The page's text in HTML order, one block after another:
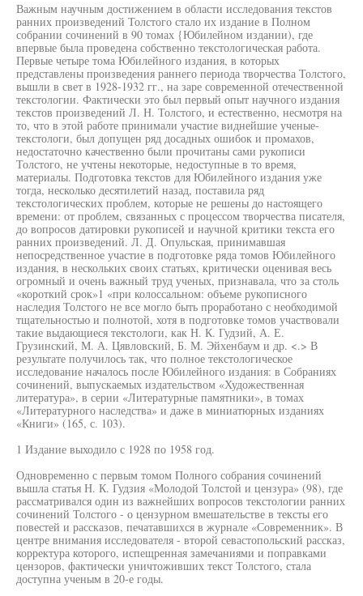
Важным научным достижением в области исследования текстов
ранних произведений Толстого стало их издание в Полном
собрании сочинений в 90 томах {Юбилейном издании), где
впервые была проведена собственно текстологическая работа.
Первые четыре тома Юбилейного издания, в которых
представлены произведения раннего периода творчества Толстого,
вышли в свет в 1928-1932 гг., на заре современной отечественной
текстологии. Фактически это был первый опыт научного издания
текстов произведений Л. Н. Толстого, и естественно, несмотря на
то, что в этой работе принимали участие виднейшие ученые-
текстологи, был допущен ряд досадных ошибок и промахов,
недостаточно качественно были прочитаны сами рукописи
Толстого, не учтены некоторые, недоступные в то время,
материалы. Подготовка текстов для Юбилейного издания уже
тогда, несколько десятилетий назад, поставила ряд
текстологических проблем, которые не решены до настоящего
времени: от проблем, связанных с процессом творчества писателя,
до вопросов датировки рукописей и научной критики текста его
ранних произведений. Л. Д. Опульская, принимавшая
непосредственное участие в подготовке ряда томов Юбилейного
издания, в нескольких своих статьях, критически оценивая весь
огромный и очень важный труд ученых, признавала, что за столь
«короткий срок»1 «при колоссальном: объеме рукописного
наследия Толстого не все могло быть проработано с необходимой
тщательностью и полнотой, хотя в подготовке томов участвовали
такие выдающиеся текстологи, как Н. К. Гудзий, А. Е.
Грузинский, М. А. Цявловский, Б. М. Эйхенбаум и др. <.> В
результате получилось так, что полное текстологическое
исследование началось после Юбилейного издания: в Собраниях
сочинений, выпускаемых издательством «Художественная
литература», в серии «Литературные памятники», в томах
«Литературного наследства» и даже в миниатюрных изданиях
«Книги» (165, с. 103).
1 Издание выходило с 1928 по 1958 год.
Одновременно с первым томом Полного собрания сочинений
вышла статья Н. К. Гудзия «Молодой Толстой и цензура» (98), где
рассматривался один из важнейших вопросов текстологии ранних
сочинений Толстого - о цензурном вмешательстве в тексты его
повестей и рассказов, печатавшихся в журнале «Современник». В
центре внимания исследователя - второй севастопольский рассказ,
корректура которого, испещренная замечаниями и поправками
цензоров, фактически уничтоживших текст Толстого, стала
доступна ученым в 20-е годы.